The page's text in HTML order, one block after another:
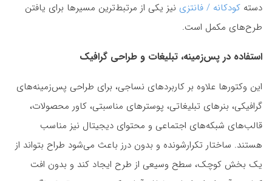
دسته کودکانه / فانتزی نیز یکی از مرتبط‌ترین مسیرها برای یافتن
طرح‌های مکمل است.
استفاده در پس‌زمینه، تبلیغات و طراحی گرافیک
این وکتورها علاوه بر کاربردهای نساجی، برای طراحی پس‌زمینه‌های
گرافیکی، بنرهای تبلیغاتی، پوسترهای مناسبتی، کاور محصولات،
قالب‌های شبکه‌های اجتماعی و محتوای دیجیتال نیز مناسب
هستند. ساختار تکرارشونده و بدون درز باعث می‌شود طراح بتواند از
یک بخش کوچک، سطح وسیعی از طرح ایجاد کند و بدون افت